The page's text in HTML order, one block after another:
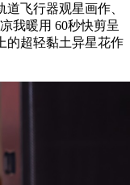
飞行器观星画作、
我暖用 60秒快剪呈
的超轻黏土异星花作